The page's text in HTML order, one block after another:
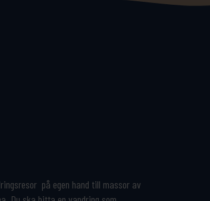
på egen hand till massor av